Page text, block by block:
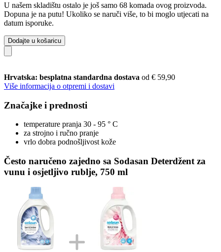
U našem skladištu ostalo je još samo 68 komada ovog proizvoda.
Dopuna je na putu! Ukoliko se naruči više, to bi moglo utjecati na
datum isporuke.
Dodajte u košaricu
Hrvatska: besplatna standardna dostava od € 59,90
Više informacija o otpremi i dostavi
Značajke i prednosti
temperature pranja 30 - 95 ° C
za strojno i ručno pranje
vrlo dobra podnošljivost kože
Često naručeno zajedno sa Sodasan Deterdžent za
vunu i osjetljivo rublje, 750 ml